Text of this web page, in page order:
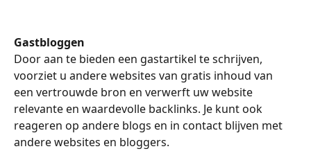
Gastbloggen
Door aan te bieden een gastartikel te schrijven,
voorziet u andere websites van gratis inhoud van
een vertrouwde bron en verwerft uw website
relevante en waardevolle backlinks. Je kunt ook
reageren op andere blogs en in contact blijven met
andere websites en bloggers.